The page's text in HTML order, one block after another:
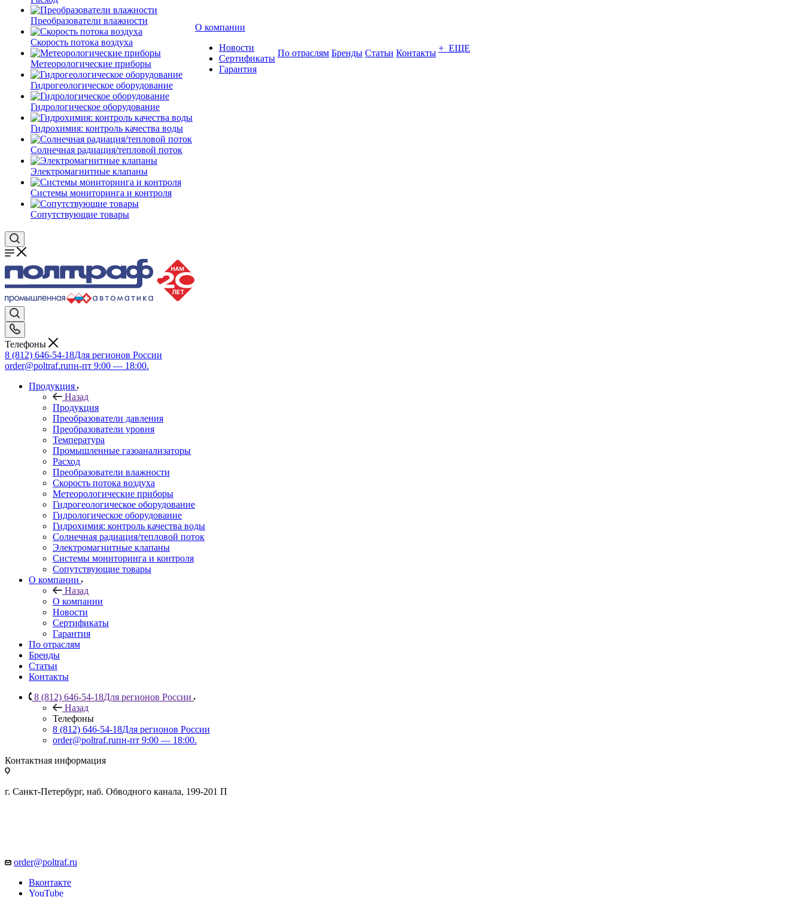
Преобразователи влажности
Скорость потока воздуха
Метеорологические приборы
Гидрогеологическое оборудование
Гидрологическое оборудование
Гидрохимия: контроль качества воды
Солнечная радиация/тепловой поток
Электромагнитные клапаны
Системы мониторинга и контроля
Сопутствующие товары
О компании
Новости
Сертификаты
Гарантия
По отраслям Бренды Статьи Контакты + ЕЩЕ
Телефоны
8 (812) 646-54-18Для регионов России
order@poltraf.ruпн-пт 9:00 — 18:00.
Продукция
Назад
Продукция
Преобразователи давления
Преобразователи уровня
Температура
Промышленные газоанализаторы
Расход
Преобразователи влажности
Скорость потока воздуха
Метеорологические приборы
Гидрогеологическое оборудование
Гидрологическое оборудование
Гидрохимия: контроль качества воды
Солнечная радиация/тепловой поток
Электромагнитные клапаны
Системы мониторинга и контроля
Сопутствующие товары
О компании
Назад
О компании
Новости
Сертификаты
Гарантия
По отраслям
Бренды
Статьи
Контакты
8 (812) 646-54-18Для регионов России
Назад
Телефоны
8 (812) 646-54-18Для регионов России
order@poltraf.ruпн-пт 9:00 — 18:00.
Контактная информация
г. Санкт-Петербург, наб. Обводного канала, 199-201 П
order@poltraf.ru
Вконтакте
YouTube